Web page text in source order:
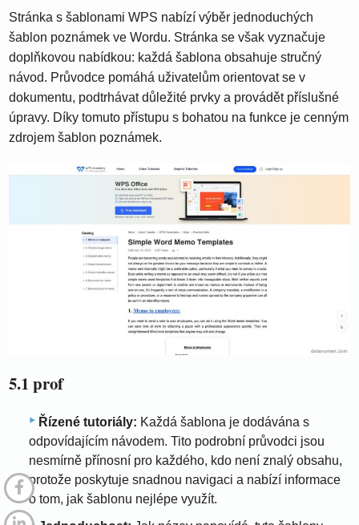
Stránka s šablonami WPS nabízí výběr jednoduchých
šablon poznámek ve Wordu. Stránka se však vyznačuje
doplňkovou nabídkou: každá šablona obsahuje stručný
návod. Průvodce pomáhá uživatelům orientovat se v
dokumentu, podtrhávat důležité prvky a provádět příslušné
úpravy. Díky tomuto přístupu s bohatou na funkce je cenným
zdrojem šablon poznámek.
5.1 prof
Řízené tutoriály: Každá šablona je dodávána s
odpovídajícím návodem. Tito podrobní průvodci jsou
nesmírně přínosní pro každého, kdo není znalý obsahu,
protože poskytuje snadnou navigaci a nabízí informace
o tom, jak šablonu nejlépe využít.